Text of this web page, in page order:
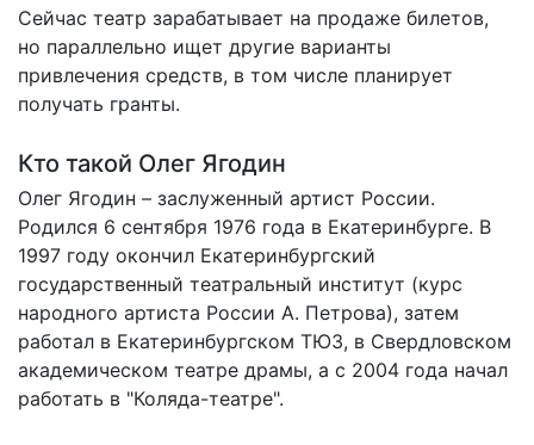
Сейчас театр зарабатывает на продаже билетов,
но параллельно ищет другие варианты
привлечения средств, в том числе планирует
получать гранты.
Кто такой Олег Ягодин
Олег Ягодин – заслуженный артист России.
Родился 6 сентября 1976 года в Екатеринбурге. В
1997 году окончил Екатеринбургский
государственный театральный институт (курс
народного артиста России А. Петрова), затем
работал в Екатеринбургском ТЮЗ, в Свердловском
академическом театре драмы, а с 2004 года начал
работать в "Коляда-театре".